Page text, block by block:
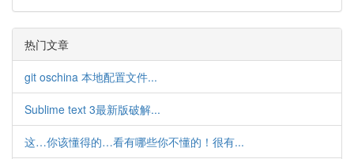
热门文章
git oschina 本地配置文件...
Sublime text 3最新版破解...
这…你该懂得的…看有哪些你不懂的！很有...